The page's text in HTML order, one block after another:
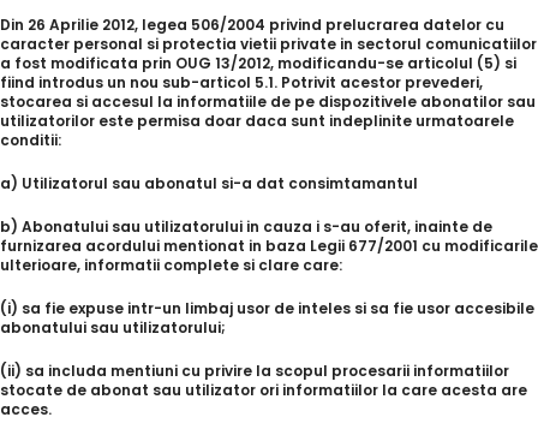
Din 26 Aprilie 2012, legea 506/2004 privind prelucrarea datelor cu
caracter personal si protectia vietii private in sectorul comunicatiilor
a fost modificata prin OUG 13/2012, modificandu-se articolul (5) si
fiind introdus un nou sub-articol 5.1. Potrivit acestor prevederi,
stocarea si accesul la informatiile de pe dispozitivele abonatilor sau
utilizatorilor este permisa doar daca sunt indeplinite urmatoarele
conditii:
a) Utilizatorul sau abonatul si-a dat consimtamantul
b) Abonatului sau utilizatorului in cauza i s-au oferit, inainte de
furnizarea acordului mentionat in baza Legii 677/2001 cu modificarile
ulterioare, informatii complete si clare care:
(i) sa fie expuse intr-un limbaj usor de inteles si sa fie usor accesibile
abonatului sau utilizatorului;
(ii) sa includa mentiuni cu privire la scopul procesarii informatiilor
stocate de abonat sau utilizator ori informatiilor la care acesta are
acces.